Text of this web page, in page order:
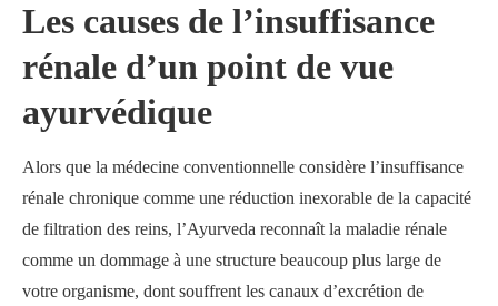
Les causes de l’insuffisance
rénale d’un point de vue
ayurvédique
Alors que la médecine conventionnelle considère l’insuffisance
rénale chronique comme une réduction inexorable de la capacité
de filtration des reins, l’Ayurveda reconnaît la maladie rénale
comme un dommage à une structure beaucoup plus large de
votre organisme, dont souffrent les canaux d’excrétion de